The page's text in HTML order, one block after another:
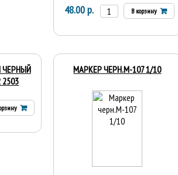
48.00 р. В корзину
ЧЕРНЫЙ
МАРКЕР ЧЕРН.М-107 1/10